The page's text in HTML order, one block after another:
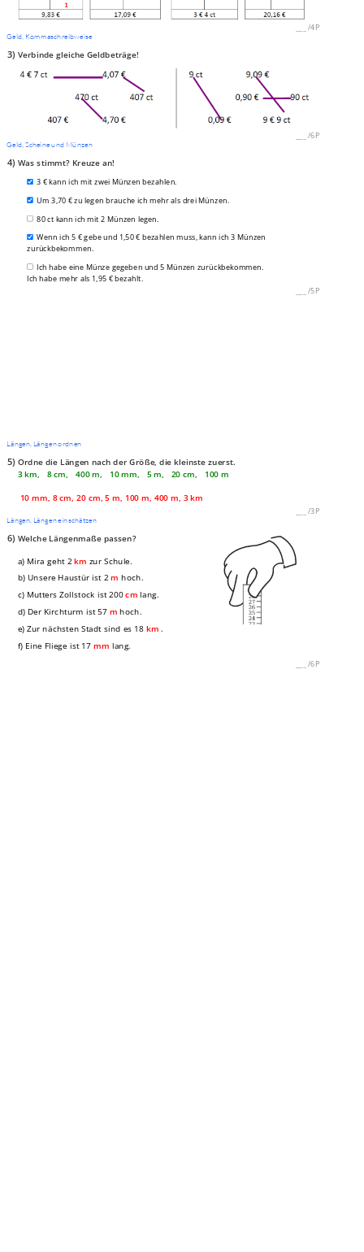
/4P
Geld, Kommaschreibweise
3) Verbinde gleiche Geldbeträge!
/6P
Geld, Scheine und Münzen
4) Was stimmt? Kreuze an!
3 € kann ich mit zwei Münzen bezahlen.
Um 3,70 € zu legen brauche ich mehr als drei Münzen.
80 ct kann ich mit 2 Münzen legen.
Wenn ich 5 € gebe und 1,50 € bezahlen muss, kann ich 3 Münzen
zurückbekommen.
Ich habe eine Münze gegeben und 5 Münzen zurückbekommen.
Ich habe mehr als 1,95 € bezahlt.
/5P
Längen, Längen ordnen
5) Ordne die Längen nach der Größe, die kleinste zuerst.
3 km, 8 cm, 400 m, 10 mm, 5 m, 20 cm, 100 m
10 mm, 8 cm, 20 cm, 5 m, 100 m, 400 m, 3 km
/3P
Längen, Längen einschätzen
6) Welche Längenmaße passen?
a) Mira geht 2km zur Schule.
b) Unsere Haustür ist 2m hoch.
c) Mutters Zollstock ist 200cm lang.
d) Der Kirchturm ist 57 m hoch.
e) Zur nächsten Stadt sind es 18 km .
f) Eine Fliege ist 17 mm lang.
/6P